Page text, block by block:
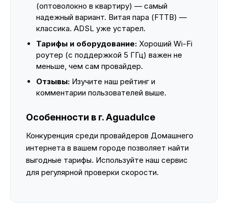
(оптоволокно в квартиру) — самый
надежный вариант. Витая пара (FTTB) —
классика. ADSL уже устарел.
Тарифы и оборудование: Хороший Wi-Fi
роутер (с поддержкой 5 ГГц) важен не
меньше, чем сам провайдер.
Отзывы: Изучите наш рейтинг и
комментарии пользователей выше.
Особенности в г. Aguadulce
Конкуренция среди провайдеров Домашнего
интернета в вашем городе позволяет найти
выгодные тарифы. Используйте наш сервис
для регулярной проверки скорости.